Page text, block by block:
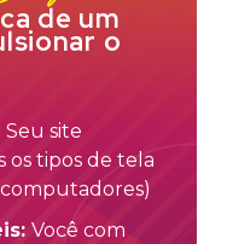
de um
o
Seu site
os tipos de tela
Você com